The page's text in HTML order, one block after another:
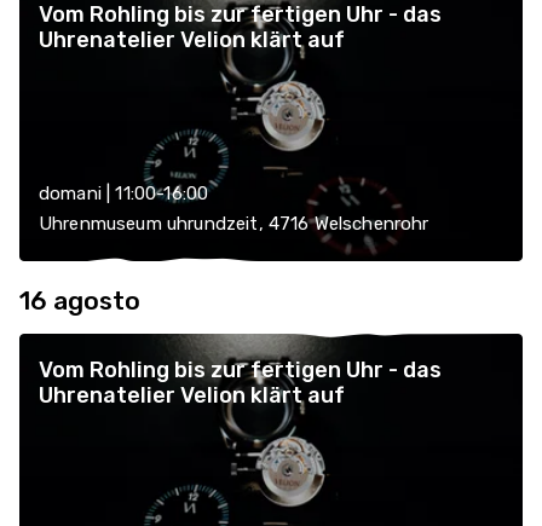
Vom Rohling bis zur fertigen Uhr - das
Uhrenatelier Velion klärt auf
domani | 11:00-16:00
Uhrenmuseum uhrundzeit, 4716 Welschenrohr
16 agosto
Vom Rohling bis zur fertigen Uhr - das
Uhrenatelier Velion klärt auf